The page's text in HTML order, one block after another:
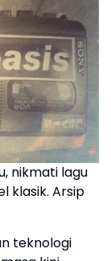
nikmati lagu
klasik. Arsip
teknologi